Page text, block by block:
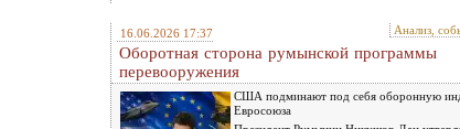
16.06.2026 17:37 Анализ,
Оборотная сторона румынской программы
перевооружения
США подминают под себя оборонную
Евросоюза